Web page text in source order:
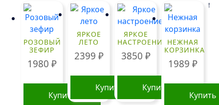
РОЗОВЫЙ
ЗЕФИР
1980 ₽
Купить
ЯРКОЕ
ЛЕТО
2399 ₽
Купить
ЯРКОЕ
НАСТРОЕНИЕ
3850 ₽
Купить
НЕЖНАЯ
КОРЗИНКА
1989 ₽
Купить
!